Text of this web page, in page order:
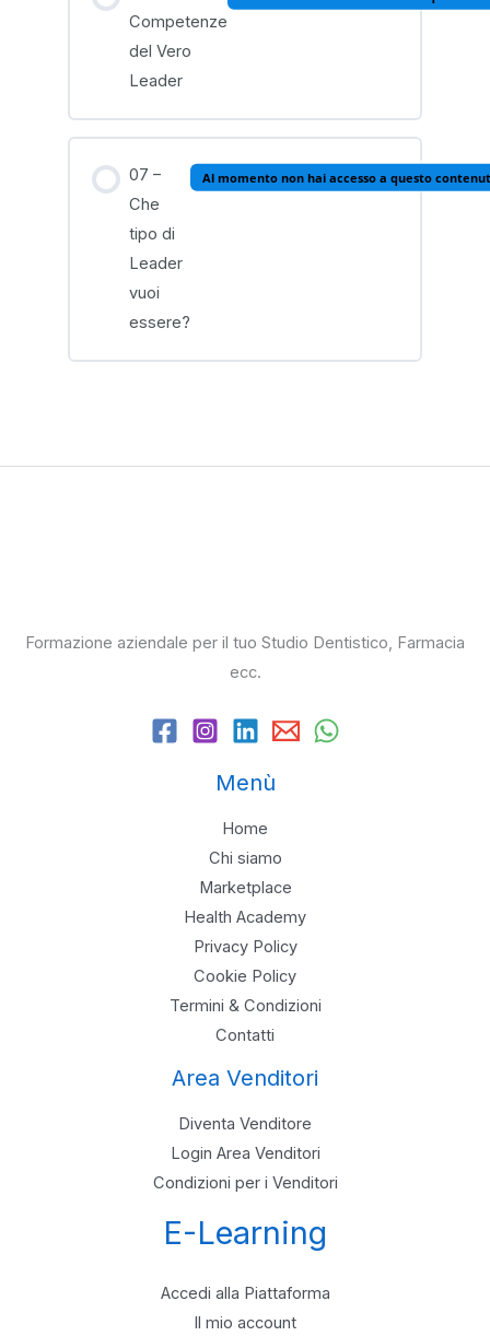
Competenze
del Vero
Leader
07 –
Che
tipo di
Leader
vuoi
essere?
Al momento non hai accesso a questo
Formazione aziendale per il tuo Studio Dentistico, Farmacia
ecc.
Menù
Home
Chi siamo
Marketplace
Health Academy
Privacy Policy
Cookie Policy
Termini & Condizioni
Contatti
Area Venditori
Diventa Venditore
Login Area Venditori
Condizioni per i Venditori
E-Learning
Accedi alla Piattaforma
Il mio account